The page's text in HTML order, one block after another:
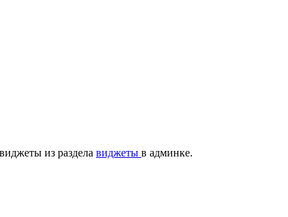
из раздела виджеты в админке.